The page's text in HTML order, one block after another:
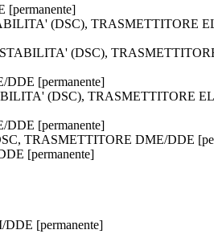
[permanente]
(DSC), TRASMETTITORE
STABILITA' (DSC),
DDE [permanente]
(DSC), TRASMETTITORE
[permanente]
TRASMETTITORE DME/DDE
[permanente]
[permanente]